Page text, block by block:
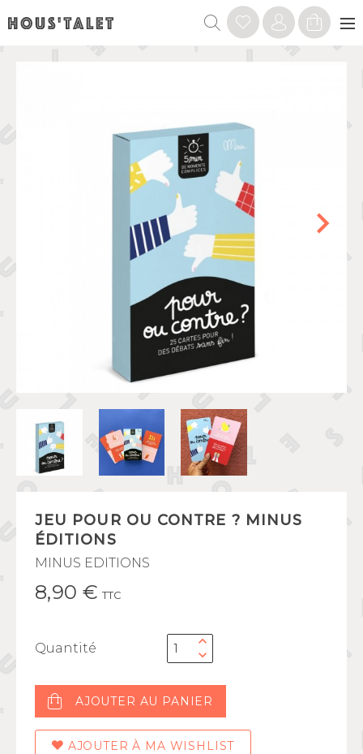
JEU POUR OU CONTRE ? MINUS
ÉDITIONS
MINUS EDITIONS
8,90 € TTC
Quantité
AJOUTER AU PANIER
AJOUTER À MA WISHLIST